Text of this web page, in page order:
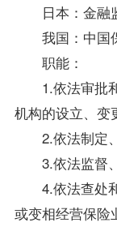
日本：金融
我国：中国
职能：
1.依法审批和
机构的设立、变
2.依法制定、
3.依法监督、
4.依法查处和
或变相经营保险